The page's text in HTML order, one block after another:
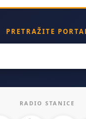
PRETRAŽITE
RADIO STANICE